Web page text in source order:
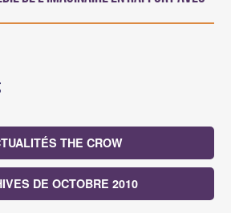
THE CROW
DE OCTOBRE 2010